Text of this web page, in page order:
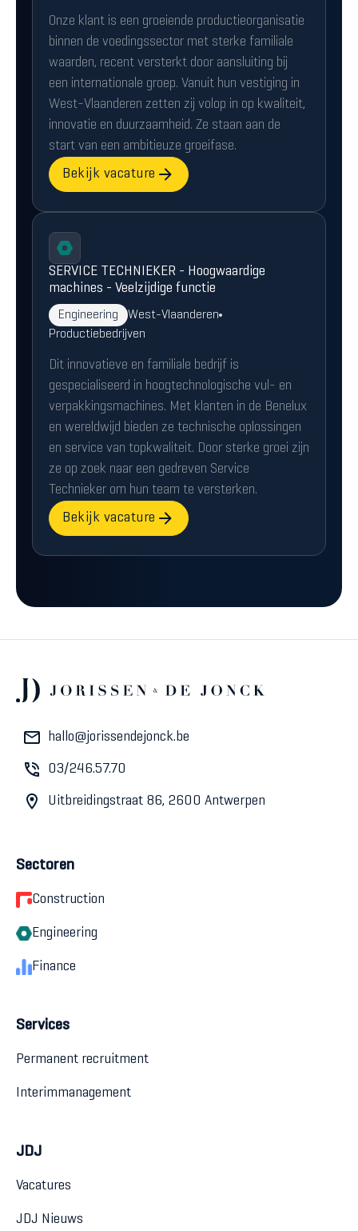
Onze klant is een groeiende productieorganisatie
binnen de voedingssector met sterke familiale
waarden, recent versterkt door aansluiting bij
een internationale groep. Vanuit hun vestiging in
West-Vlaanderen zetten zij volop in op kwaliteit,
innovatie en duurzaamheid. Ze staan aan de
start van een ambitieuze groeifase.
Bekijk vacature
SERVICE TECHNIEKER - Hoogwaardige
machines - Veelzijdige functie
Engineering
West-Vlaanderen
Productiebedrijven
Dit innovatieve en familiale bedrijf is
gespecialiseerd in hoogtechnologische vul- en
verpakkingsmachines. Met klanten in de Benelux
en wereldwijd bieden ze technische oplossingen
en service van topkwaliteit. Door sterke groei zijn
ze op zoek naar een gedreven Service
Technieker om hun team te versterken.
Bekijk vacature
hallo@jorissendejonck.be
03/246.57.70
Uitbreidingstraat 86, 2600 Antwerpen
Sectoren
Construction
Engineering
Finance
Services
Permanent recruitment
Interimmanagement
JDJ
Vacatures
JDJ Nieuws